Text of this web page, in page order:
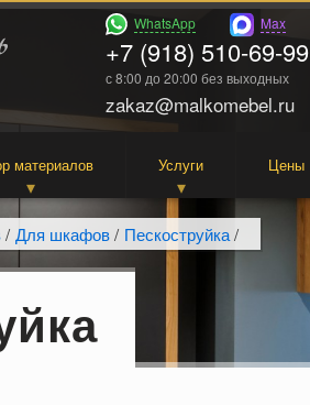
WhatsApp Max
+7 (918) 510-69-99
с 8:00 до 20:00 без выходных
zakaz@malkomebel.ru
материалов Услуги Цены
/ Для шкафов/ Пескоструйка/